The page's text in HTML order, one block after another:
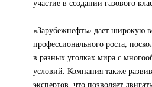
участие в создании газового
«Зарубежнефть» дает широкую
профессионального роста,
в разных уголках мира с
условий. Компания также
экспертов, что позволяет